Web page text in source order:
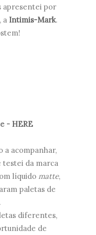
apresentei por
a Intimis-Mark.
- HERE
a acompanhar,
testei da marca
líquido matte,
paletas de
diferentes,
de